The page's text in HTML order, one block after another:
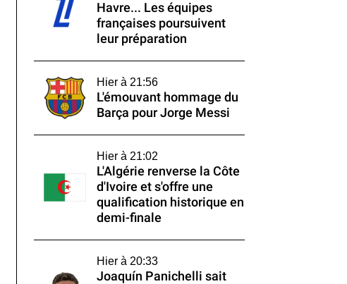
Havre... Les équipes
françaises poursuivent
leur préparation
Hier à 21:56
L'émouvant hommage du
Barça pour Jorge Messi
Hier à 21:02
L'Algérie renverse la Côte
d'Ivoire et s'offre une
qualification historique en
demi-finale
Hier à 20:33
Joaquín Panichelli sait